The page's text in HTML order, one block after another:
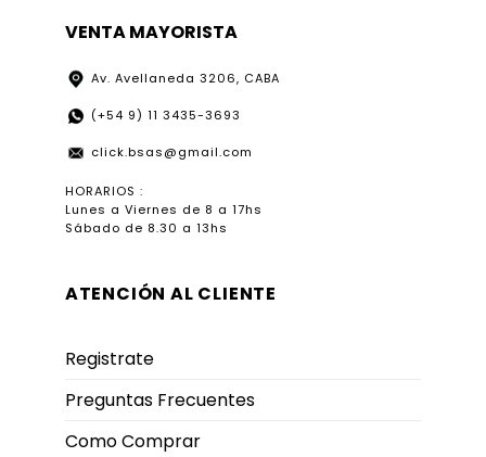
VENTA MAYORISTA
Av. Avellaneda 3206, CABA
(+54 9) 11 3435-3693
click.bsas@gmail.com
HORARIOS :
Lunes a Viernes de 8 a 17hs
Sábado de 8.30 a 13hs
ATENCIÓN AL CLIENTE
Registrate
Preguntas Frecuentes
Como Comprar